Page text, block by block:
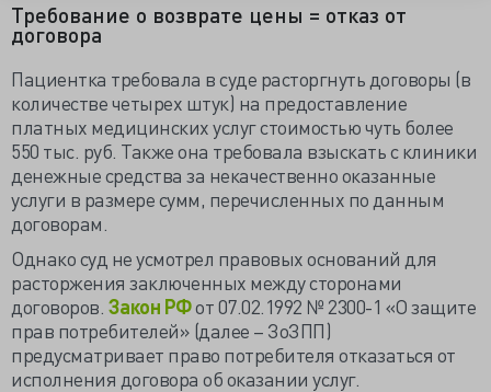
Требование о возврате цены = отказ от
договора
Пациентка требовала в суде расторгнуть договоры (в
количестве четырех штук) на предоставление
платных медицинских услуг стоимостью чуть более
550 тыс. руб. Также она требовала взыскать с клиники
денежные средства за некачественно оказанные
услуги в размере сумм, перечисленных по данным
договорам.
Однако суд не усмотрел правовых оснований для
расторжения заключенных между сторонами
договоров. Закон РФот 07.02.1992 № 2300-1 «О защите
прав потребителей» (далее – ЗоЗПП)
предусматривает право потребителя отказаться от
исполнения договора об оказании услуг.